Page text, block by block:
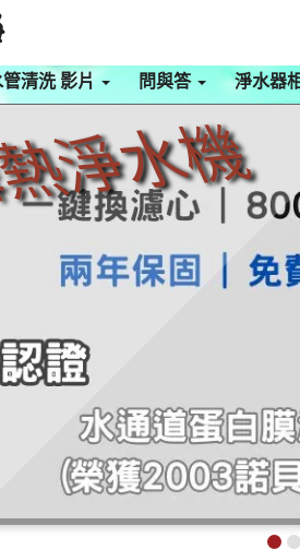
清洗 影片 問與答 淨水器